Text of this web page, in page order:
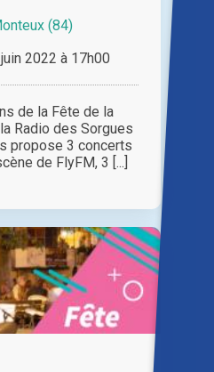
(84)
2022 à 17h00
de la Fête de la
Radio des Sorgues
propose 3 concerts
de FlyFM, 3 [...]